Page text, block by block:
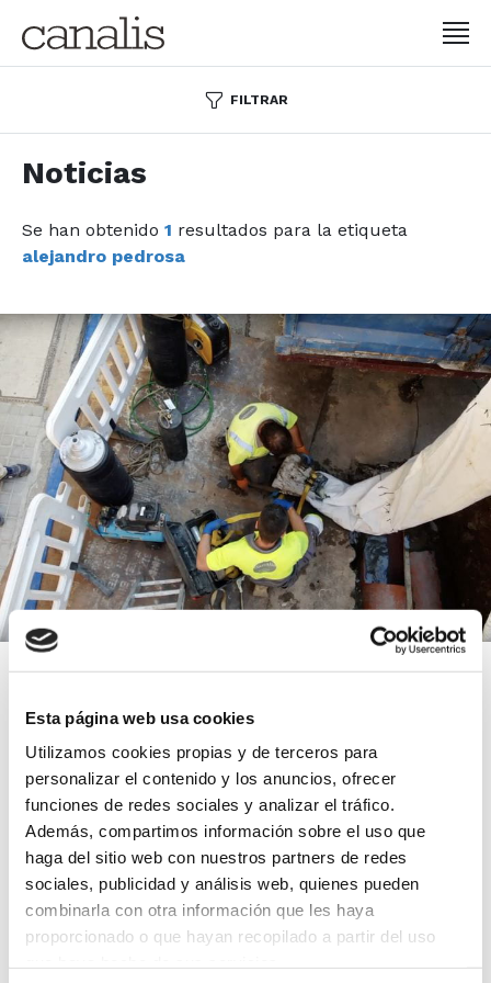
Esta página web usa cookies
Utilizamos cookies propias y de terceros para
personalizar el contenido y los anuncios, ofrecer
funciones de redes sociales y analizar el tráfico.
Además, compartimos información sobre el uso que
haga del sitio web con nuestros partners de redes
sociales, publicidad y análisis web, quienes pueden
combinarla con otra información que les haya
proporcionado o que hayan recopilado a partir del uso
FILTRAR
Noticias
Se han obtenido 1 resultados para la etiqueta
alejandro pedrosa
GRUPO CANALIS rehabilitación de
Pedrosa (Ourense)
Rehabilitación
Leer más